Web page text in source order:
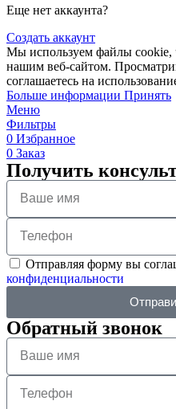
Еще нет аккаунта?
Создать аккаунт
Мы используем файлы cookie,
нашим веб-сайтом.
соглашаетесь на
Больше информации Принять
Меню
Фильтры
0 Избранное
0 Заказ
Получить
Отправляя форму вы
конфиденциальности
Обратный звонок